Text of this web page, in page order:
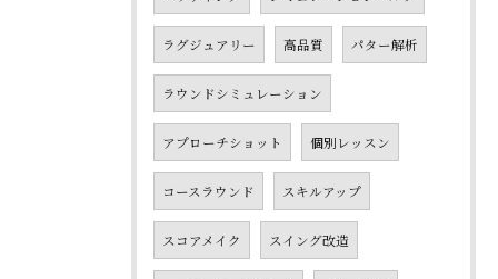
ラグジュアリー 高品質 パター解析
ラウンドシミュレーション
アプローチショット 個別レッスン
コースラウンド スキルアップ
スコアメイク スイング改造